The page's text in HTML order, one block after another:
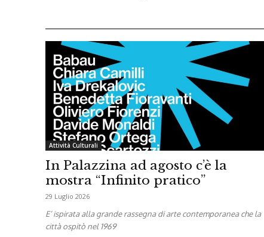
Attività Culturali
In Palazzina ad agosto c’è la
mostra “Infinito pratico”
29 Luglio 2026
E’ ispirata alla grande rassegna di arte contemporanea che la
città ospitò nel 1969